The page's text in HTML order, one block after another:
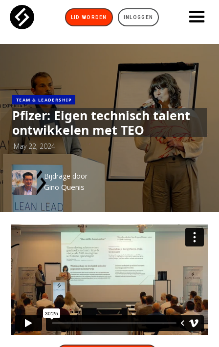
LID WORDEN INLOGGEN
TEAM & LEADERSHIP
Pfizer: Eigen technisch talent
ontwikkelen met TEO
May 22, 2024
Bijdrage door
Gino Quenis